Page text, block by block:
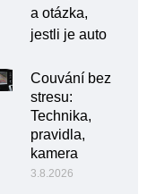
a otázka,
jestli je auto
Couvání bez
stresu:
Technika,
pravidla,
kamera
3.8.2026